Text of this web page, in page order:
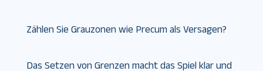
Zählen Sie Grauzonen wie Precum als Versagen?
Das Setzen von Grenzen macht das Spiel klar und